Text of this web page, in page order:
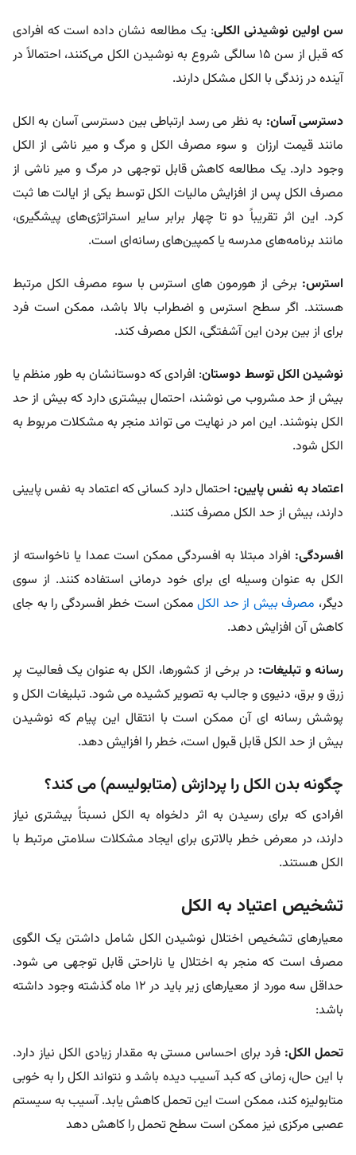
سن اولین نوشیدنی الکلی: یک مطالعه نشان داده است که افرادی
که قبل از سن 15 سالگی شروع به نوشیدن الکل می‌کنند، احتمالاً در
آینده در زندگی با الکل مشکل دارند.
دسترسی آسان: به نظر می رسد ارتباطی بین دسترسی آسان به الکل
مانند قیمت ارزان و سوء مصرف الکل و مرگ و میر ناشی از الکل
وجود دارد. یک مطالعه کاهش قابل توجهی در مرگ و میر ناشی از
مصرف الکل پس از افزایش مالیات الکل توسط یکی از ایالت ها ثبت
کرد. این اثر تقریباً دو تا چهار برابر سایر استراتژی‌های پیشگیری،
مانند برنامه‌های مدرسه یا کمپین‌های رسانه‌ای است.
استرس: برخی از هورمون های استرس با سوء مصرف الکل مرتبط
هستند. اگر سطح استرس و اضطراب بالا باشد، ممکن است فرد
برای از بین بردن این آشفتگی، الکل مصرف کند.
نوشیدن الکل توسط دوستان: افرادی که دوستانشان به طور منظم یا
بیش از حد مشروب می نوشند، احتمال بیشتری دارد که بیش از حد
الکل بنوشند. این امر در نهایت می تواند منجر به مشکلات مربوط به
الکل شود.
اعتماد به نفس پایین: احتمال دارد کسانی که اعتماد به نفس پایینی
دارند، بیش از حد الکل مصرف کنند.
افسردگی: افراد مبتلا به افسردگی ممکن است عمدا یا ناخواسته از
الکل به عنوان وسیله ای برای خود درمانی استفاده کنند. از سوی
دیگر، مصرف بیش از حد الکلممکن است خطر افسردگی را به جای
کاهش آن افزایش دهد.
رسانه و تبلیغات: در برخی از کشورها، الکل به عنوان یک فعالیت پر
زرق و برق، دنیوی و جالب به تصویر کشیده می شود. تبلیغات الکل و
پوشش رسانه ای آن ممکن است با انتقال این پیام که نوشیدن
بیش از حد الکل قابل قبول است، خطر را افزایش دهد.
چگونه بدن الکل را پردازش (متابولیسم) می کند؟
افرادی که برای رسیدن به اثر دلخواه به الکل نسبتاً بیشتری نیاز
دارند، در معرض خطر بالاتری برای ایجاد مشکلات سلامتی مرتبط با
الکل هستند.
تشخیص اعتیاد به الکل
معیارهای تشخیص اختلال نوشیدن الکل شامل داشتن یک الگوی
مصرف است که منجر به اختلال یا ناراحتی قابل توجهی می شود.
حداقل سه مورد از معیارهای زیر باید در 12 ماه گذشته وجود داشته
باشد:
تحمل الکل: فرد برای احساس مستی به مقدار زیادی الکل نیاز دارد.
با این حال، زمانی که کبد آسیب دیده باشد و نتواند الکل را به خوبی
متابولیزه کند، ممکن است این تحمل کاهش یابد. آسیب به سیستم
عصبی مرکزی نیز ممکن است سطح تحمل را کاهش دهد